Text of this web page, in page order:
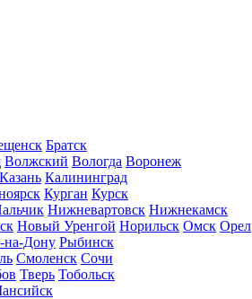
Братск
Волжский Вологда Воронеж
Казань Калининград
Курган Курск
Нижневартовск Нижнекамск
Новый Уренгой Норильск Омск Орел
на-Дону Рыбинск
Смоленск Сочи
Тверь Тобольск